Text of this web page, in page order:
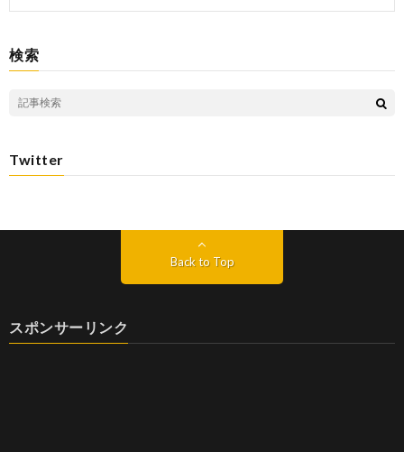
検索
Twitter
Back to Top
スポンサーリンク